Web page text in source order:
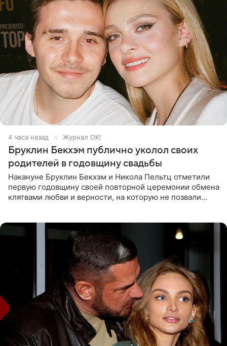
4 часа назад Журнал OK!
Бруклин Бекхэм публично уколол своих
родителей в годовщину свадьбы
Накануне Бруклин Бекхэм и Никола Пельтц отметили
первую годовщину своей повторной церемонии обмена
клятвами любви и верности, на которую не позвали